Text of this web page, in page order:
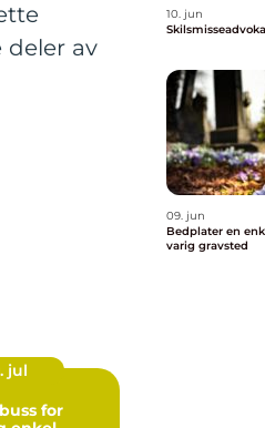
av
jul
for
10. jun
09. jun
Bedplater en enkel vei til et ryddig og
varig gravsted